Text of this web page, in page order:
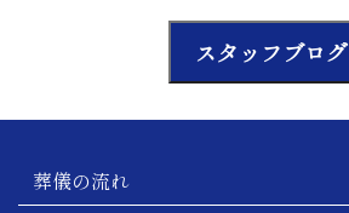
スタッフブログ
葬儀の流れ